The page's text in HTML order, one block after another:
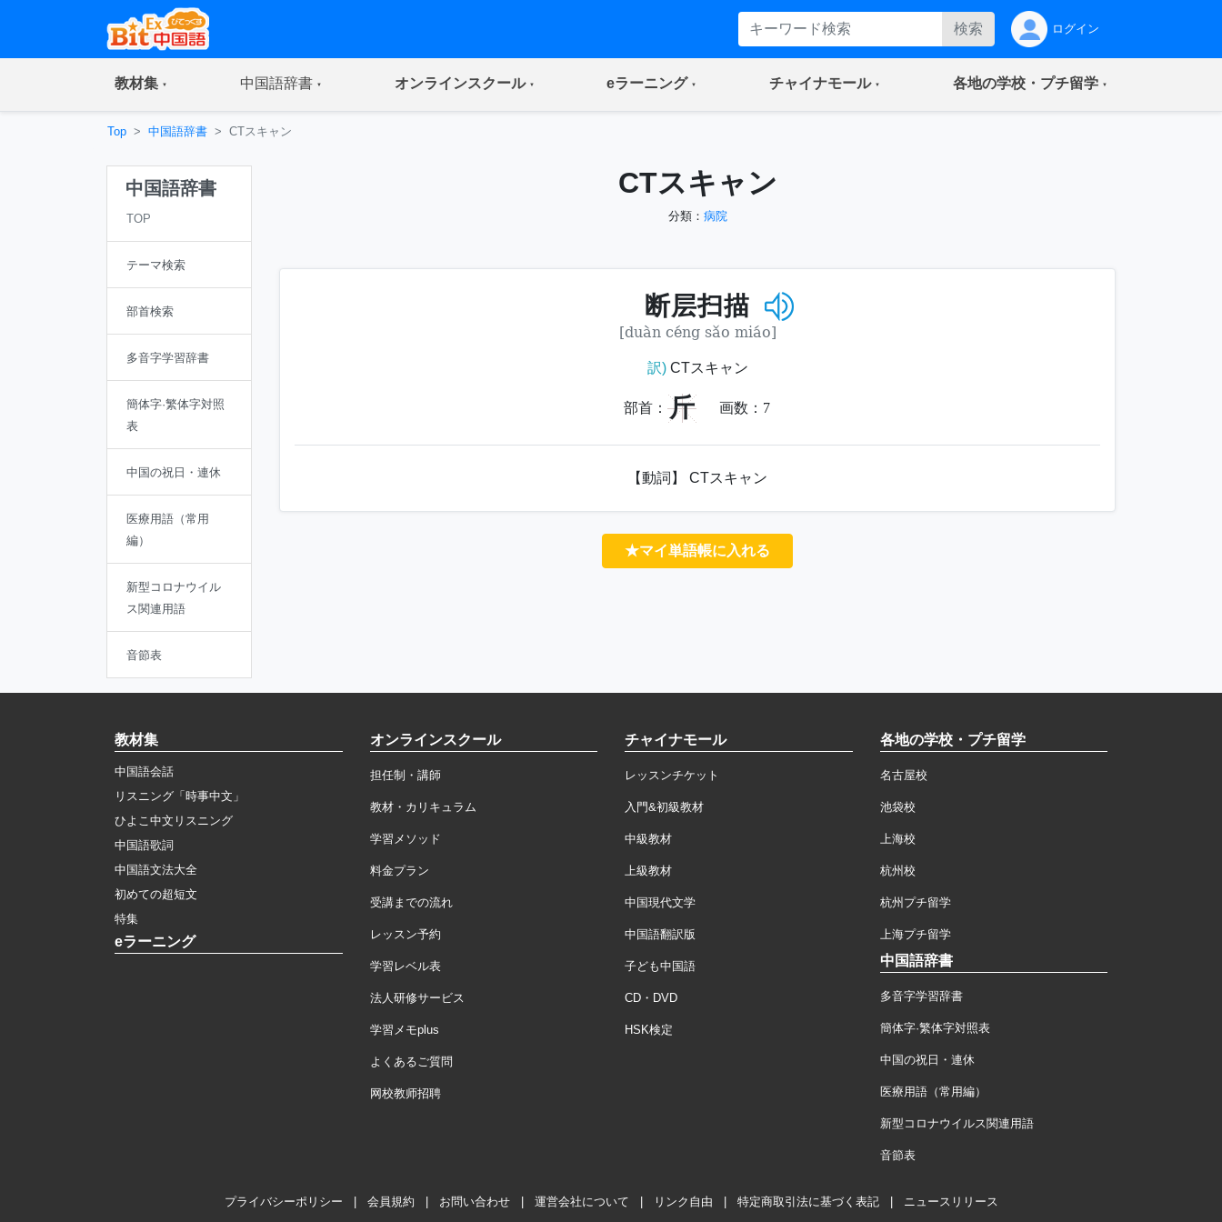
検索 ログイン
教材集(current) 中国語辞書(current) オンラインスクール(current) eラーニング(current) チャイナモール(current) 各地の学校・プチ留学(current)
Top 中国語辞書 CTスキャン
中国語辞書
TOP
テーマ検索
部首検索
多音字学習辞書
簡体字·繁体字対照
表
中国の祝日・連休
医療用語（常用
編）
新型コロナウイル
ス関連用語
音節表
CTスキャン
分類： 病院
断层扫描
[duàn céng sǎo miáo]
訳)CTスキャン
部首： 斤 画数： 7
【動詞】 CTスキャン
★マイ単語帳に入れる
教材集
中国語会話
リスニング「時事中文」
ひよこ中文リスニング
中国語歌詞
中国語文法大全
初めての超短文
特集
eラーニング
オンラインスクール
担任制・講師
教材・カリキュラム
学習メソッド
料金プラン
受講までの流れ
レッスン予約
学習レベル表
法人研修サービス
学習メモplus
よくあるご質問
网校教师招聘
チャイナモール
レッスンチケット
入門&初級教材
中級教材
上級教材
中国現代文学
中国語翻訳版
子ども中国語
CD・DVD
HSK検定
各地の学校・プチ留学
名古屋校
池袋校
上海校
杭州校
杭州プチ留学
上海プチ留学
中国語辞書
多音字学習辞書
簡体字·繁体字対照表
中国の祝日・連休
医療用語（常用編）
新型コロナウイルス関連用語
音節表
プライバシーポリシー 会員規約 お問い合わせ 運営会社について リンク自由 特定商取引法に基づく表記 ニュースリリース